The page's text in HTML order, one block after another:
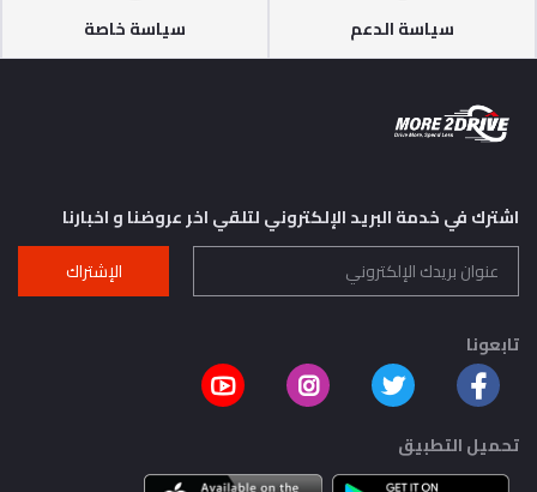
سياسة الدعم سياسة خاصة
اشترك في خدمة البريد الإلكتروني لتلقي اخر عروضنا و اخبارنا
الإشتراك
تابعونا
تحميل التطبيق